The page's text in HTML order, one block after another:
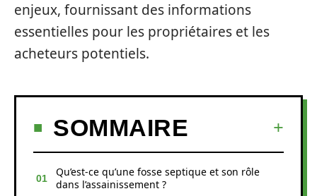
enjeux, fournissant des informations
essentielles pour les propriétaires et les
acheteurs potentiels.
SOMMAIRE
Qu’est-ce qu’une fosse septique et son rôle
dans l’assainissement ?